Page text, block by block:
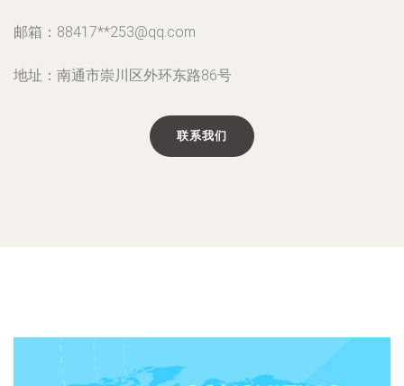
邮箱：88417**253@qq.com
地址：南通市崇川区外环东路86号
联系我们